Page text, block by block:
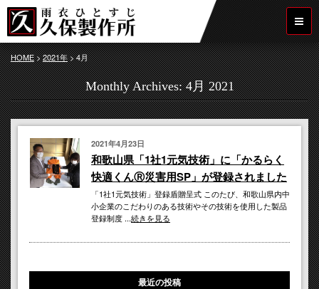
HOME>2021年>4月
Monthly Archives:4月 2021
2021年4月23日
和歌山県「1社1元気技術」に「かるらく
快適くんⓇ災害用SP」が登録されました
「1社1元気技術」登録盾贈呈式 このたび、和歌山県内中
小企業のこだわりのある技術やその技術を使用した製品
登録制度 ...続きを見る
最近の投稿